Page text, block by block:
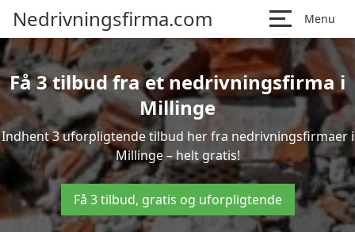
Nedrivningsfirma.com Menu
Få 3 tilbud fra et nedrivningsfirma i
Millinge
Indhent 3 uforpligtende tilbud her fra nedrivningsfirmaer i
Millinge – helt gratis!
Få 3 tilbud, gratis og uforpligtende